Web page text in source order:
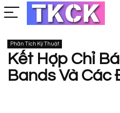
Phân Tích Kỹ Thuật
Kết Hợp Chỉ
Bands Và Các